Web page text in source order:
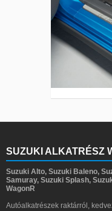
SUZUKI ALKATRÉSZ
Suzuki Alto, Suzuki Baleno,
Samuray, Suzuki Splash,
WagonR
Autóalkatrészek raktárról,